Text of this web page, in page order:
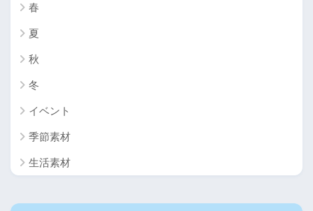
春
夏
秋
冬
イベント
季節素材
生活素材